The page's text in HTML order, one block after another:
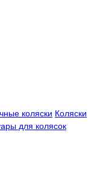
коляски Коляски
для колясок